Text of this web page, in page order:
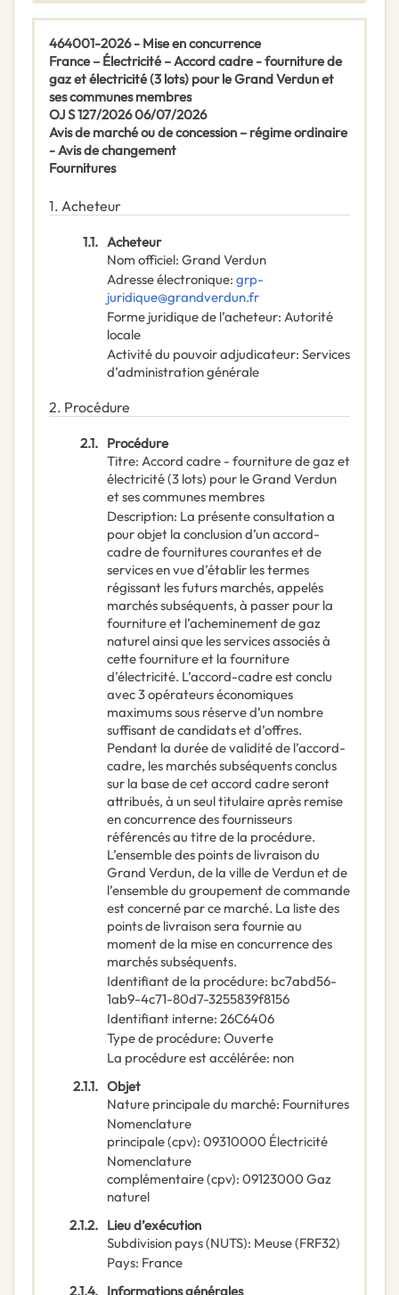
464001-2026 - Mise en concurrence
France – Électricité – Accord cadre - fourniture de
gaz et électricité (3 lots) pour le Grand Verdun et
ses communes membres
OJ S 127/2026 06/07/2026
Avis de marché ou de concession – régime ordinaire
- Avis de changement
Fournitures
1. Acheteur
1.1. Acheteur
Nom officiel: Grand Verdun
Adresse électronique: grp-
juridique@grandverdun.fr
Forme juridique de l’acheteur: Autorité
locale
Activité du pouvoir adjudicateur: Services
d’administration générale
2. Procédure
2.1. Procédure
Titre: Accord cadre - fourniture de gaz et
électricité (3 lots) pour le Grand Verdun
et ses communes membres
Description: La présente consultation a
pour objet la conclusion d’un accord-
cadre de fournitures courantes et de
services en vue d’établir les termes
régissant les futurs marchés, appelés
marchés subséquents, à passer pour la
fourniture et l’acheminement de gaz
naturel ainsi que les services associés à
cette fourniture et la fourniture
d’électricité. L’accord-cadre est conclu
avec 3 opérateurs économiques
maximums sous réserve d’un nombre
suffisant de candidats et d’offres.
Pendant la durée de validité de l’accord-
cadre, les marchés subséquents conclus
sur la base de cet accord cadre seront
attribués, à un seul titulaire après remise
en concurrence des fournisseurs
référencés au titre de la procédure.
L’ensemble des points de livraison du
Grand Verdun, de la ville de Verdun et de
l’ensemble du groupement de commande
est concerné par ce marché. La liste des
points de livraison sera fournie au
moment de la mise en concurrence des
marchés subséquents.
Identifiant de la procédure: bc7abd56-
1ab9-4c71-80d7-3255839f8156
Identifiant interne: 26C6406
Type de procédure: Ouverte
La procédure est accélérée: non
2.1.1. Objet
Nature principale du marché: Fournitures
Nomenclature
principale(cpv): 09310000 Électricité
Nomenclature
complémentaire(cpv): 09123000 Gaz
naturel
2.1.2. Lieu d’exécution
Subdivision pays (NUTS): Meuse(FRF32)
Pays: France
2.1.4. Informations générales